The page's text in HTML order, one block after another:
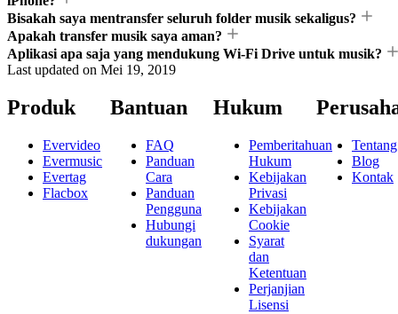
Bisakah saya mentransfer seluruh folder musik sekaligus?
Apakah transfer musik saya aman?
Aplikasi apa saja yang mendukung Wi-Fi Drive untuk musik?
Last updated on Mei 19, 2019
Produk
Evervideo
Evermusic
Evertag
Flacbox
Bantuan
FAQ
Panduan
Cara
Panduan
Pengguna
Hubungi
dukungan
Hukum
Pemberitahuan
Hukum
Kebijakan
Privasi
Kebijakan
Cookie
Syarat
dan
Ketentuan
Perjanjian
Lisensi
Tentang
Blog
Kontak